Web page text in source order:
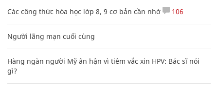
Các công thức hóa học lớp 8, 9 cơ bản cần nhớ 106
Người lãng mạn cuối cùng
Hàng ngàn người Mỹ ân hận vì tiêm vắc xin HPV: Bác sĩ nói
gì?